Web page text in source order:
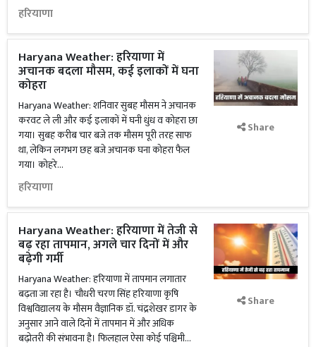
हरियाणा
Haryana Weather: हरियाणा में
अचानक बदला मौसम, कई इलाकों में घना
कोहरा
Haryana Weather: शनिवार सुबह मौसम ने अचानक
करवट ले ली और कई इलाकों में घनी धुंध व कोहरा छा
गया। सुबह करीब चार बजे तक मौसम पूरी तरह साफ
था, लेकिन लगभग छह बजे अचानक घना कोहरा फैल
गया। कोहरे...
हरियाणा
Share
Haryana Weather: हरियाणा में तेजी से
बढ़ रहा तापमान, अगले चार दिनों में और
बढ़ेगी गर्मी
Haryana Weather: हरियाणा में तापमान लगातार
बढ़ता जा रहा है। चौधरी चरण सिंह हरियाणा कृषि
विश्वविद्यालय के मौसम वैज्ञानिक डॉ. चंद्रशेखर डागर के
अनुसार आने वाले दिनों में तापमान में और अधिक
बढ़ोतरी की संभावना है। फिलहाल ऐसा कोई पश्चिमी...
Share